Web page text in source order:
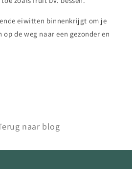
eiwitten binnenkrijgt om je
de weg naar een gezonder en
naar blog